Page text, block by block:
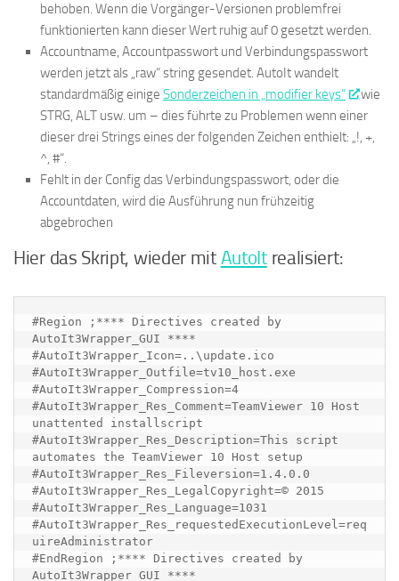
behoben. Wenn die Vorgänger-Versionen problemfrei
funktionierten kann dieser Wert ruhig auf 0 gesetzt werden.
Accountname, Accountpasswort und Verbindungspasswort
werden jetzt als „raw“ string gesendet. AutoIt wandelt
standardmäßig einige Sonderzeichen in „modifier keys“
wie
STRG, ALT usw. um – dies führte zu Problemen wenn einer
dieser drei Strings eines der folgenden Zeichen enthielt: „!, +,
^, #“.
Fehlt in der Config das Verbindungspasswort, oder die
Accountdaten, wird die Ausführung nun frühzeitig
abgebrochen
Hier das Skript, wieder mit AutoItrealisiert:
#Region ;**** Directives created by
AutoIt3Wrapper_GUI ****
#AutoIt3Wrapper_Icon=..\update.ico
#AutoIt3Wrapper_Outfile=tv10_host.exe
#AutoIt3Wrapper_Compression=4
#AutoIt3Wrapper_Res_Comment=TeamViewer 10 Host
unattented installscript
#AutoIt3Wrapper_Res_Description=This script
automates the TeamViewer 10 Host setup
#AutoIt3Wrapper_Res_Fileversion=1.4.0.0
#AutoIt3Wrapper_Res_LegalCopyright=© 2015
#AutoIt3Wrapper_Res_Language=1031
#AutoIt3Wrapper_Res_requestedExecutionLevel=req
uireAdministrator
#EndRegion ;**** Directives created by
AutoIt3Wrapper_GUI ****